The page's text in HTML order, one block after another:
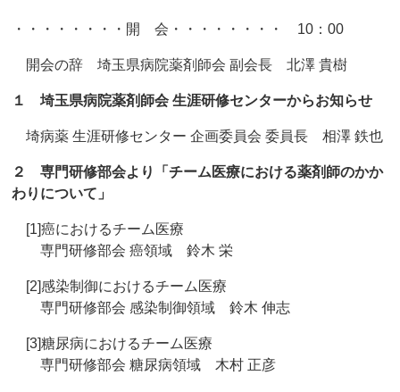
・・・・・・・・開 会・・・・・・・・ 10：00
開会の辞 埼玉県病院薬剤師会 副会長 北澤 貴樹
１ 埼玉県病院薬剤師会 生涯研修センターからお知らせ
埼病薬 生涯研修センター 企画委員会 委員長 相澤 鉄也
２ 専門研修部会より「チーム医療における薬剤師のかか
わりについて」
[1]癌におけるチーム医療
専門研修部会 癌領域 鈴木 栄
[2]感染制御におけるチーム医療
専門研修部会 感染制御領域 鈴木 伸志
[3]糖尿病におけるチーム医療
専門研修部会 糖尿病領域 木村 正彦